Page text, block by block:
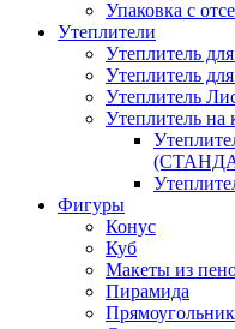
Упаковка с
Утеплители
Утеплитель
Утеплитель
Утеплитель
Утеплитель на
Фигуры
Конус
Куб
Макеты из
Пирамида